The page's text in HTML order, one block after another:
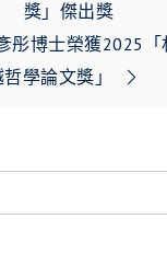
獎」傑出獎
彤博士榮獲2025
學論文獎」